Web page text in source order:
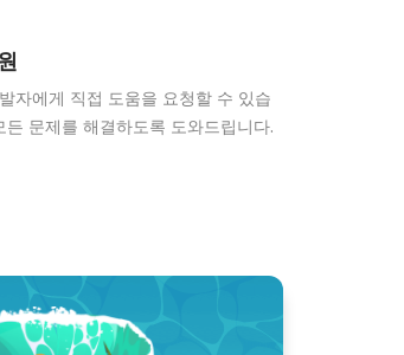
자에게 직접 도움을 요청할 수 있습
든 문제를 해결하도록 도와드립니다.